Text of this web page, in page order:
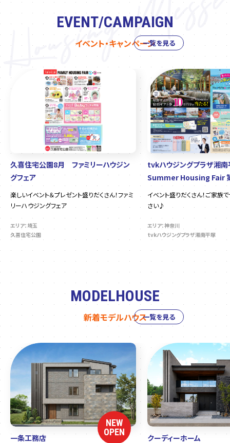
EVENT/CAMPAIGN
イベント・キャンペーン
久喜住宅公園8月 ファミリーハウジン
グフェア
楽しいイベント＆プレゼント盛りだくさん！ファミ
リーハウジングフェア
エリア：埼玉
久喜住宅公園
tvkハウジングプラザ湘
Summer Housing Fair
イベント盛りだくさん！ご家族
さい♪
エリア：神奈川
tvkハウジングプラザ湘南平塚
一覧を見る
MODELHOUSE
新着モデルハウス
NEW
OPEN
一条工務店
クーディーホーム
一覧を見る